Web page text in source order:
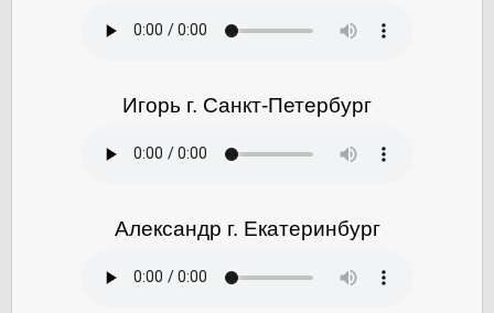
Игорь г. Санкт-Петербург
Александр г. Екатеринбург